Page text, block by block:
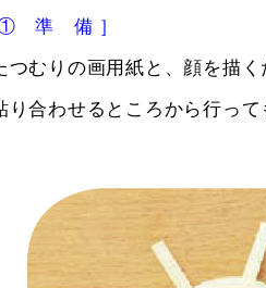
① 準 備 ］
つむりの画用紙と、顔を描
り合わせるところから行って